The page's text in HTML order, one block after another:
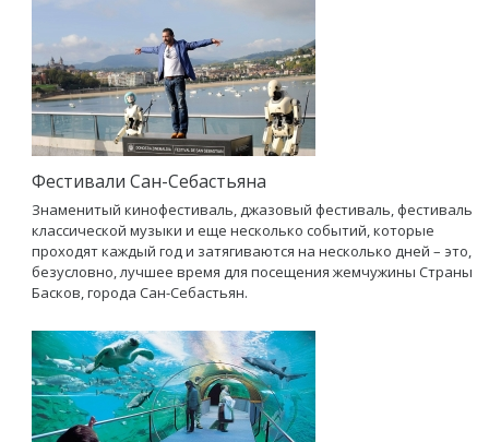
Фестивали Сан-Себастьяна
Знаменитый кинофестиваль, джазовый фестиваль, фестиваль
классической музыки и еще несколько событий, которые
проходят каждый год и затягиваются на несколько дней – это,
безусловно, лучшее время для посещения жемчужины Страны
Басков, города Сан-Себастьян.